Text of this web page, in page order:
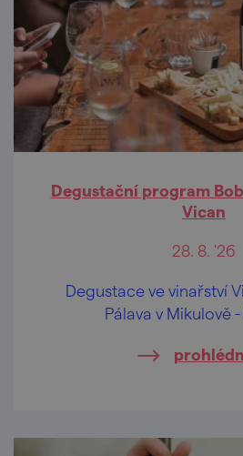
Degustační program
Vican
28. 8. '26
Degustace ve vinařství
Pálava v Mikulově